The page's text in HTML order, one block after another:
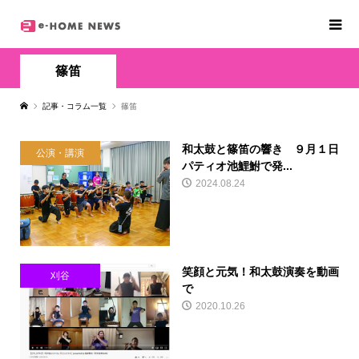
篠笛
記事・コラム一覧 篠笛
公演・講演
和太鼓と篠笛の響き ９月１日
パティオ池鯉鮒で発...
2024.08.24
刈谷
笑顔と元気！和太鼓演奏を動画
で
2020.10.26